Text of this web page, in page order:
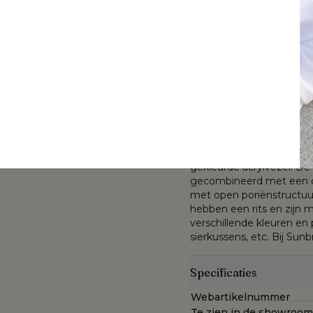
Laat het stijlvolle,
buitenomgeving.
weerbestendige rope
kussens zijn uniek en
Sunbrella® Luxe is een
enkel waterafstotend is
De Sunbrella® Luxe
buiten blijven en toont
gekleurde acrylvezel.
gecombineerd met een
met open
hebben een rits en zijn
verschillende kleuren en
sierkussens, etc. Bij
Specificaties
Webartikelnummer